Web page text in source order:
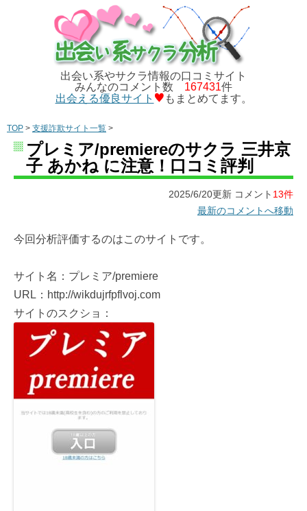
出会い系やサクラ情報の口コミサイト
みんなのコメント数 167431件
出会える優良サイト
もまとめてます。
TOP > 支援詐欺サイト一覧 >
プレミア/premiereのサクラ 三井京
子 あかね に注意！口コミ評判
2025/6/20更新 コメント 13件
最新のコメントへ移動
今回分析評価するのはこのサイトです。
サイト名：プレミア/premiere
URL：http://wikdujrfpflvoj.com
サイトのスクショ：